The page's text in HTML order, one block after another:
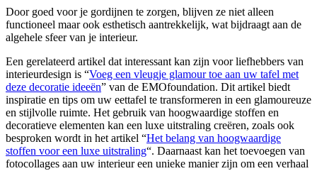
Door goed voor je gordijnen te zorgen, blijven ze niet alleen
functioneel maar ook esthetisch aantrekkelijk, wat bijdraagt aan de
algehele sfeer van je interieur.
Een gerelateerd artikel dat interessant kan zijn voor liefhebbers van
interieurdesign is “Voeg een vleugje glamour toe aan uw tafel met
deze decoratie ideeën” van de EMOfoundation. Dit artikel biedt
inspiratie en tips om uw eettafel te transformeren in een glamoureuze
en stijlvolle ruimte. Het gebruik van hoogwaardige stoffen en
decoratieve elementen kan een luxe uitstraling creëren, zoals ook
besproken wordt in het artikel “Het belang van hoogwaardige
stoffen voor een luxe uitstraling“. Daarnaast kan het toevoegen van
fotocollages aan uw interieur een unieke manier zijn om een verhaal